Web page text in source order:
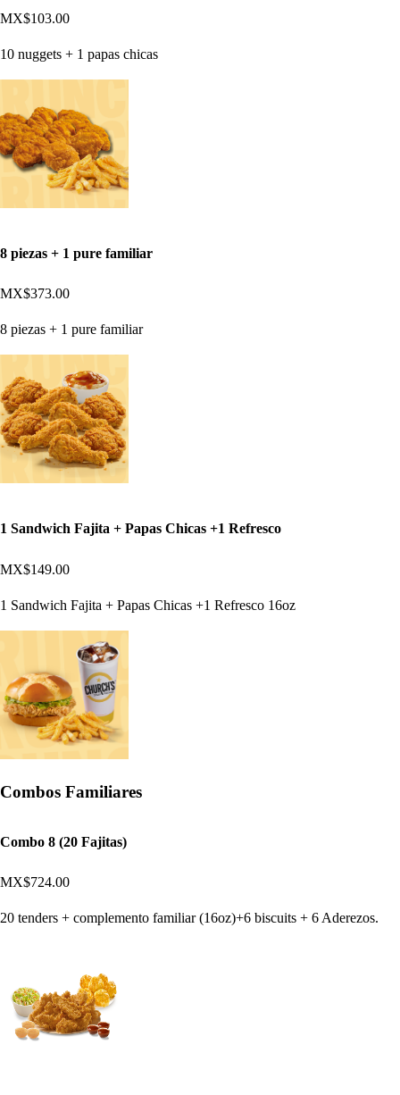
MX$103.00
10 nuggets + 1 papas chicas
8 piezas + 1 pure familiar
MX$373.00
8 piezas + 1 pure familiar
1 Sandwich Fajita + Papas Chicas +1 Refresco
MX$149.00
1 Sandwich Fajita + Papas Chicas +1 Refresco 16oz
Combos Familiares
Combo 8 (20 Fajitas)
MX$724.00
20 tenders + complemento familiar (16oz)+6 biscuits + 6 Aderezos.